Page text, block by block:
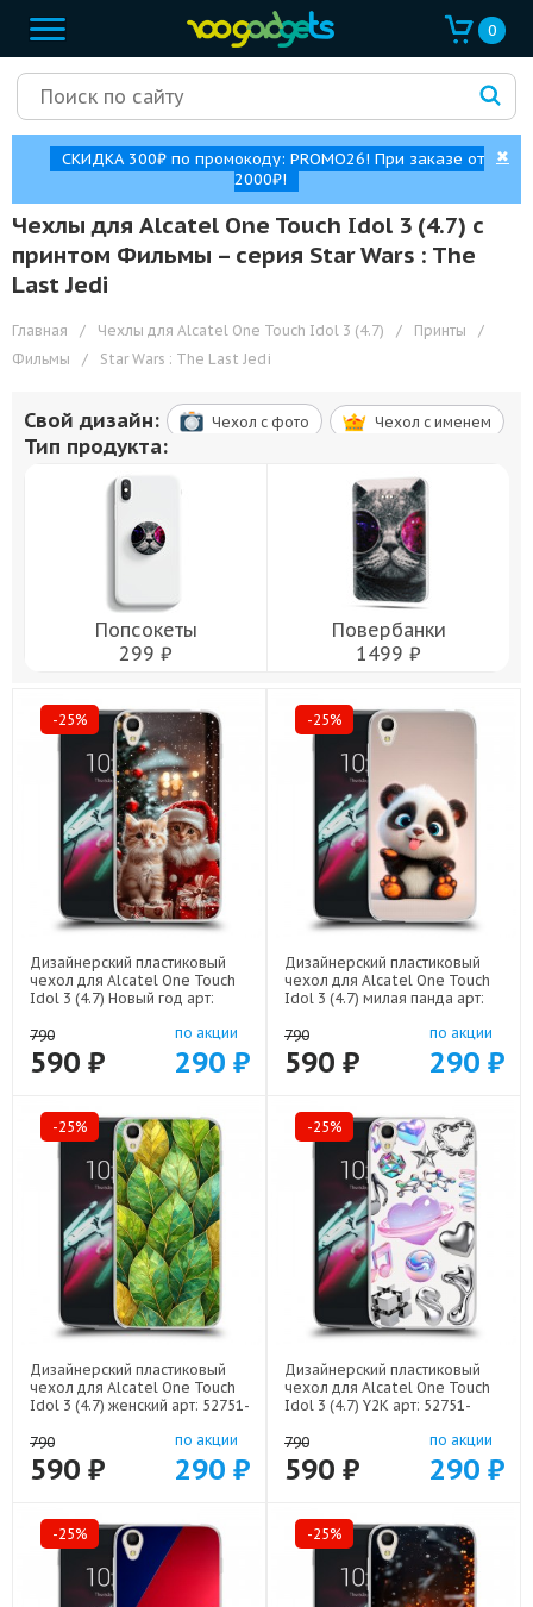
0
СКИДКА 300₽ по промокоду: PROMO26! При заказе от
2000₽!
✖
Чехлы для Alcatel One Touch Idol 3 (4.7) с
принтом Фильмы – cерия Star Wars : The
Last Jedi
Главная / Чехлы для Alcatel One Touch Idol 3 (4.7) / Принты
/
Фильмы
/ Star Wars : The Last Jedi
Свой дизайн: Чехол c фото Чехол c именем
Тип продукта:
Попсокеты
299 ₽
Повербанки
1499 ₽
-25%
Дизайнерский пластиковый
чехол для Alcatel One Touch
Idol 3 (4.7) Новый год арт:
790
590 ₽
по акции
290 ₽
-25%
Дизайнерский пластиковый
чехол для Alcatel One Touch
Idol 3 (4.7) милая панда арт:
790
590 ₽
по акции
290 ₽
-25%
Дизайнерский пластиковый
чехол для Alcatel One Touch
Idol 3 (4.7) женский арт: 52751-
790
590 ₽
по акции
290 ₽
-25%
Дизайнерский пластиковый
чехол для Alcatel One Touch
Idol 3 (4.7) Y2K арт: 52751-
790
590 ₽
по акции
290 ₽
-25% -25%